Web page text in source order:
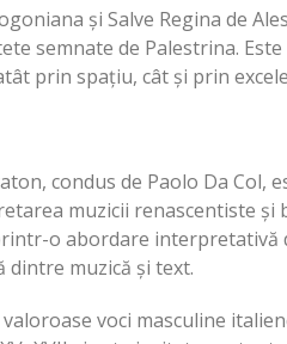
și Salve Regina de
semnate de Palestrina.
prin spațiu, cât și prin
condus de Paolo Da Col,
muzicii renascentiste și
o abordare interpretativă
dintre muzică și text.
voci masculine